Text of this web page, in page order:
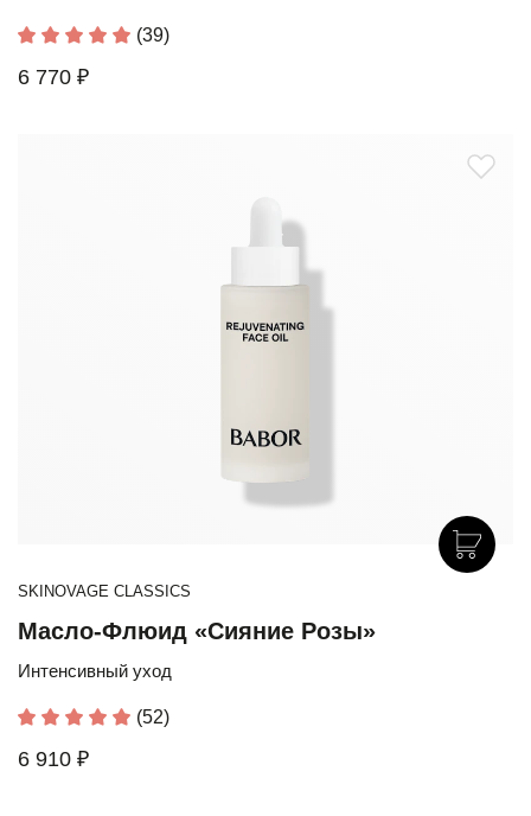
(39)
6 770 ₽
SKINOVAGE CLASSICS
Масло-Флюид «Сияние Розы»
Интенсивный уход
(52)
6 910 ₽